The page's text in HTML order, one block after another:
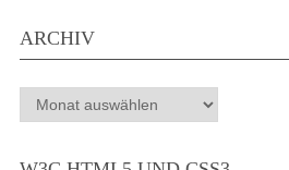
ARCHIV
Archiv